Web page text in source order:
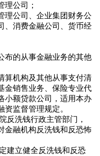
理公司；
理公司、企业集团财务公
、消费金融公司、货币经
布的从事金融业务的其他
算机构及其他从事支付清
金销售业务、保险专业代
小额贷款公司，适用本办
监督管理规定。
反洗钱行政主管部门，
金融机构反洗钱和反恐怖
建立健全反洗钱和反恐